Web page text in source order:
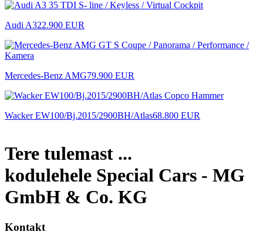
Audi A322.900 EUR
Mercedes-Benz AMG79.900 EUR
Wacker EW100/Bj.2015/2900BH/Atlas68.800 EUR
Tere tulemast ...
kodulehele Special Cars - MG
GmbH & Co. KG
Kontakt